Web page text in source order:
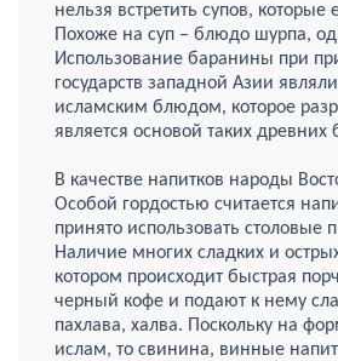
нельзя встретить супов,
Похоже на суп – блюдо шурпа,
Использование баранины при
государств западной Азии
исламским блюдом, которое
является основой таких
В качестве напитков народы
Особой гордостью считается
принято использовать
Наличие многих сладких и
котором происходит быстрая
черный кофе и подают к нему
пахлава, халва. Поскольку на
ислам, то свинина, винные